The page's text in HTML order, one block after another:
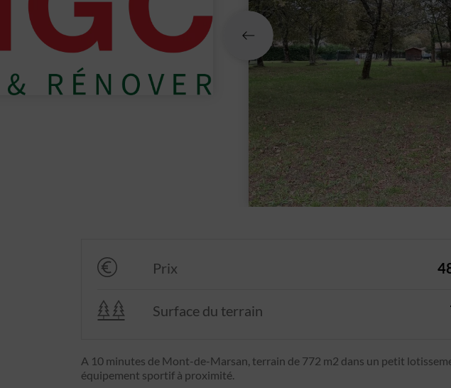
Prix
Surface du terrain
A 10 minutes de Mont-de-Marsan, terrain de 772 m2 dans un petit
équipement sportif à proximité.